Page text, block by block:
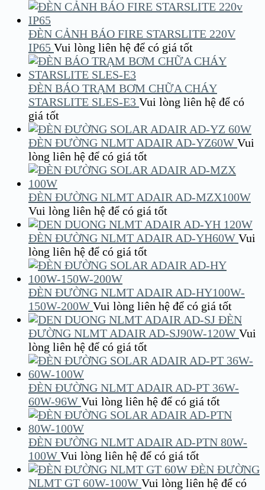
ĐÈN CẢNH BÁO FIRE STARSLITE 220V
IP65 Vui lòng liên hệ để có giá tốt
ĐÈN BÁO TRẠM BƠM CHỮA CHÁY
STARSLITE SLES-E3 Vui lòng liên hệ để có
giá tốt
ĐÈN ĐƯỜNG NLMT ADAIR AD-YZ60W Vui
lòng liên hệ để có giá tốt
ĐÈN ĐƯỜNG NLMT ADAIR AD-MZX100W
Vui lòng liên hệ để có giá tốt
ĐÈN ĐƯỜNG NLMT ADAIR AD-YH60W Vui
lòng liên hệ để có giá tốt
ĐÈN ĐƯỜNG NLMT ADAIR AD-HY100W-
150W-200W Vui lòng liên hệ để có giá tốt
ĐÈN
ĐƯỜNG NLMT ADAIR AD-SJ90W-120W Vui
lòng liên hệ để có giá tốt
ĐÈN ĐƯỜNG NLMT ADAIR AD-PT 36W-
60W-96W Vui lòng liên hệ để có giá tốt
ĐÈN ĐƯỜNG NLMT ADAIR AD-PTN 80W-
100W Vui lòng liên hệ để có giá tốt
ĐÈN ĐƯỜNG
NLMT GT 60W-100W Vui lòng liên hệ để có